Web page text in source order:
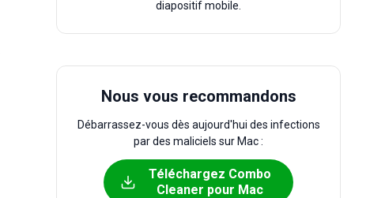
diapositif mobile.
Nous vous recommandons
Débarrassez-vous dès aujourd'hui des infections
par des maliciels sur Mac :
Téléchargez Combo
Cleaner pour Mac